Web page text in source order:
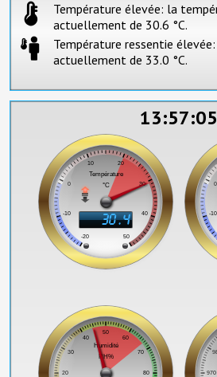
Température élevée: la
actuellement de 30.6 °C.
Température ressentie
actuellement de 33.0 °C.